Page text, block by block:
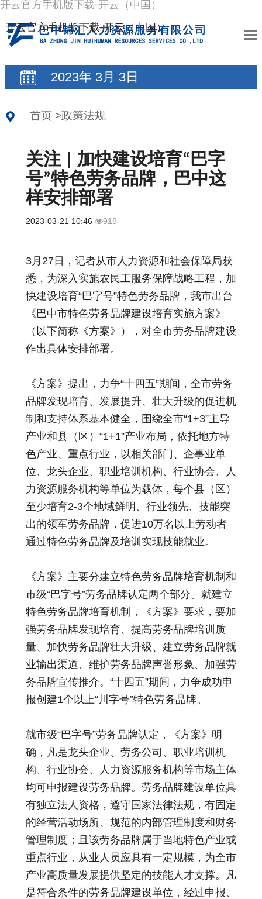
开云官方手机版下载-开云（中国）
开云官方手机版下载-开云（中国）:
2023年 3月 3日
首页 >政策法规
关注 | 加快建设培育“巴字
号”特色劳务品牌，巴中这
样安排部署
2023-03-21 10:46 918
3月27日，记者从市人力资源和社会保障局获
悉，为深入实施农民工服务保障战略工程，加
快建设培育“巴字号”特色劳务品牌，我市出台
《巴中市特色劳务品牌建设培育实施方案》
（以下简称《方案》），对全市劳务品牌建设
作出具体安排部署。
《方案》提出，力争“十四五”期间，全市劳务
品牌发现培育、发展提升、壮大升级的促进机
制和支持体系基本健全，围绕全市“1+3”主导
产业和县（区）“1+1”产业布局，依托地方特
色产业、重点行业，以相关部门、企事业单
位、龙头企业、职业培训机构、行业协会、人
力资源服务机构等单位为载体，每个县（区）
至少培育2-3个地域鲜明、行业领先、技能突
出的领军劳务品牌，促进10万名以上劳动者
通过特色劳务品牌及培训实现技能就业。
《方案》主要分建立特色劳务品牌培育机制和
市级“巴字号”劳务品牌认定两个部分。就建立
特色劳务品牌培育机制，《方案》要求，要加
强劳务品牌发现培育、提高劳务品牌培训质
量、加快劳务品牌壮大升级、建立劳务品牌就
业输出渠道、维护劳务品牌声誉形象、加强劳
务品牌宣传推介。“十四五”期间，力争成功申
报创建1个以上“川字号”特色劳务品牌。
就市级“巴字号”劳务品牌认定，《方案》明
确，凡是龙头企业、劳务公司、职业培训机
构、行业协会、人力资源服务机构等市场主体
均可申报建设劳务品牌。劳务品牌建设单位具
有独立法人资格，遵守国家法律法规，有固定
的经营活动场所、规范的内部管理制度和财务
管理制度；且该劳务品牌属于当地特色产业或
重点行业，从业人员应具有一定规模，为全市
产业高质量发展提供坚定的技能人才支撑。凡
是符合条件的劳务品牌建设单位，经过申报、